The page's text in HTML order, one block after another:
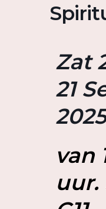
Zat
21
2025
van
uur.